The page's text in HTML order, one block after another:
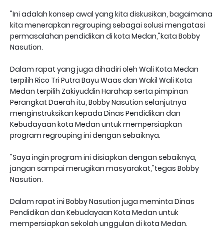
"Ini adalah konsep awal yang kita diskusikan, bagaimana
kita menerapkan regrouping sebagai solusi mengatasi
permasalahan pendidikan di kota Medan,"kata Bobby
Nasution.
Dalam rapat yang juga dihadiri oleh Wali Kota Medan
terpilih Rico Tri Putra Bayu Waas dan Wakil Wali Kota
Medan terpilih Zakiyuddin Harahap serta pimpinan
Perangkat Daerah itu, Bobby Nasution selanjutnya
menginstruksikan kepada Dinas Pendidikan dan
Kebudayaan kota Medan untuk mempersiapkan
program regrouping ini dengan sebaiknya.
"Saya ingin program ini disiapkan dengan sebaiknya,
jangan sampai merugikan masyarakat,"tegas Bobby
Nasution.
Dalam rapat ini Bobby Nasution juga meminta Dinas
Pendidikan dan Kebudayaan Kota Medan untuk
mempersiapkan sekolah unggulan di kota Medan.